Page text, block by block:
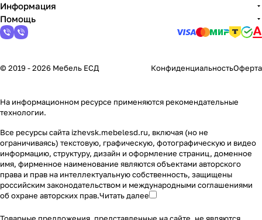
Информация
Помощь
© 2019 - 2026 Мебель ЕСД КонфиденциальностьОферта
На информационном ресурсе применяются рекомендательные
технологии.
Все ресурсы сайта izhevsk.mebelesd.ru, включая (но не
ограничиваясь) текстовую, графическую, фотографическую и видео
информацию, структуру, дизайн и оформление страниц, доменное
имя, фирменное наименование являются объектами авторского
права и прав на интеллектуальную собственность, защищены
российским законодательством и международными соглашениями
об охране авторских прав.Читать далее